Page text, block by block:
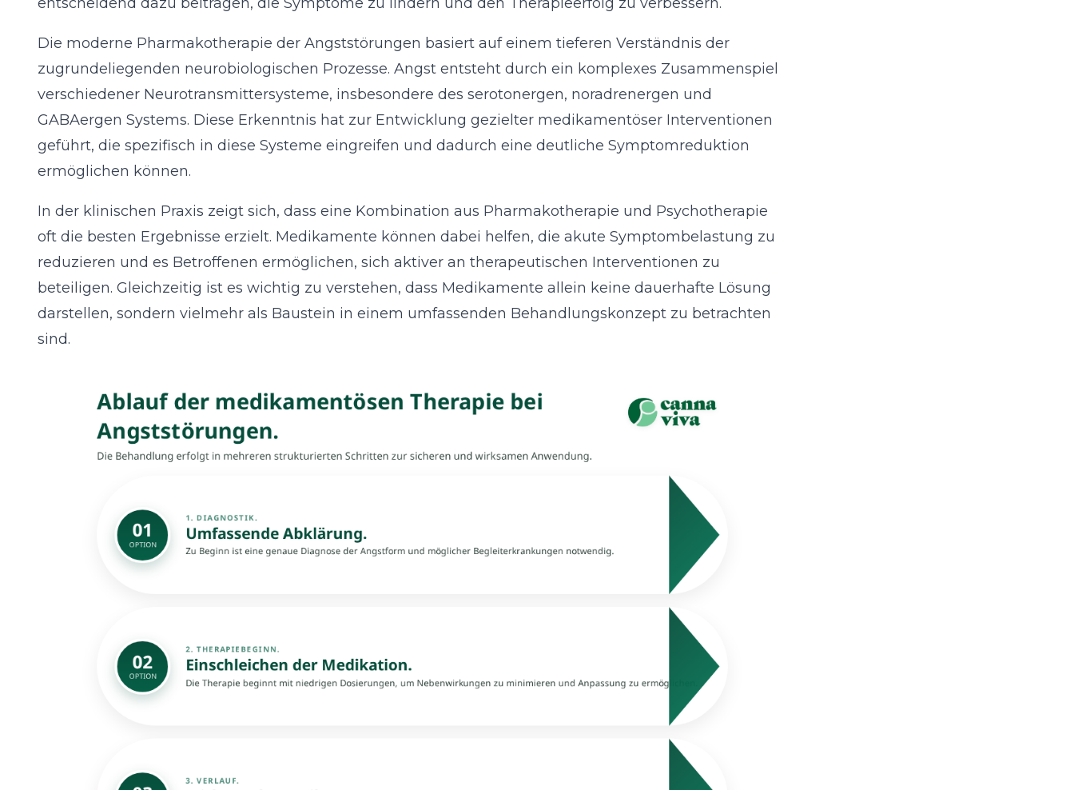
Die moderne Pharmakotherapie der Angststörungen basiert auf einem tieferen Verständnis der
zugrundeliegenden neurobiologischen Prozesse. Angst entsteht durch ein komplexes Zusammenspiel
verschiedener Neurotransmittersysteme, insbesondere des serotonergen, noradrenergen und
GABAergen Systems. Diese Erkenntnis hat zur Entwicklung gezielter medikamentöser Interventionen
geführt, die spezifisch in diese Systeme eingreifen und dadurch eine deutliche Symptomreduktion
ermöglichen können.
In der klinischen Praxis zeigt sich, dass eine Kombination aus Pharmakotherapie und Psychotherapie
oft die besten Ergebnisse erzielt. Medikamente können dabei helfen, die akute Symptombelastung zu
reduzieren und es Betroffenen ermöglichen, sich aktiver an therapeutischen Interventionen zu
beteiligen. Gleichzeitig ist es wichtig zu verstehen, dass Medikamente allein keine dauerhafte Lösung
darstellen, sondern vielmehr als Baustein in einem umfassenden Behandlungskonzept zu betrachten
sind.